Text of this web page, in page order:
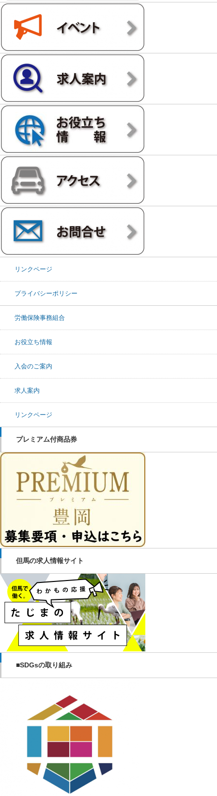
リンクページ
プライバシーポリシー
労働保険事務組合
お役立ち情報
入会のご案内
求人案内
リンクページ
プレミアム付商品券
但馬の求人情報サイト
■SDGsの取り組み